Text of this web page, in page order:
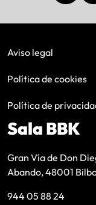
Aviso legal
Política de cookies
Política de
Sala BBK
Gran Vía de Don
Abando, 48001
944 05 88 24